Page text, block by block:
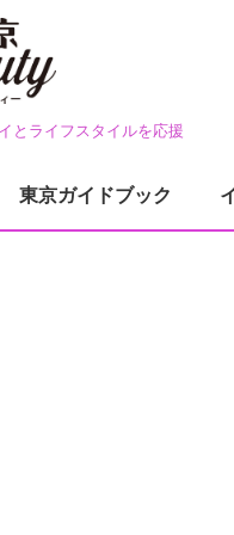
とライフスタイルを応援
東京ガイドブック